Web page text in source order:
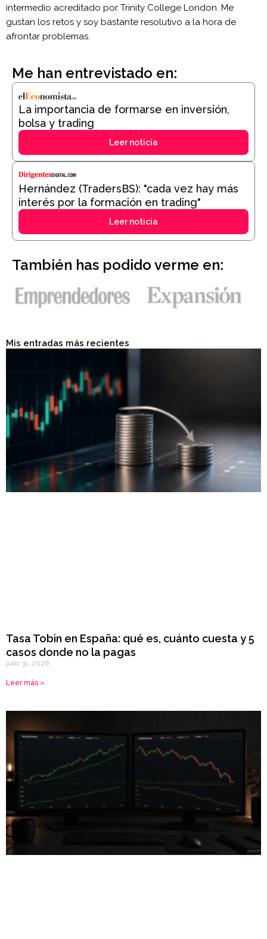
intermedio acreditado por Trinity College London. Me
gustan los retos y soy bastante resolutivo a la hora de
afrontar problemas.
Me han entrevistado en:
La importancia de formarse en inversión,
bolsa y trading
Leer noticia
Hernández (TradersBS): "cada vez hay más
interés por la formación en trading"
Leer noticia
También has podido verme en:
Mis entradas más recientes
Tasa Tobin en España: qué es, cuánto cuesta y 5
casos donde no la pagas
julio 31, 2026
Leer más »